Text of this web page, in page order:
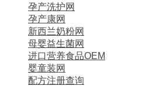
孕产洗护网
孕产康网
新西兰奶粉网
母婴益生菌网
进口营养食品OEM
婴童装网
配方注册查询